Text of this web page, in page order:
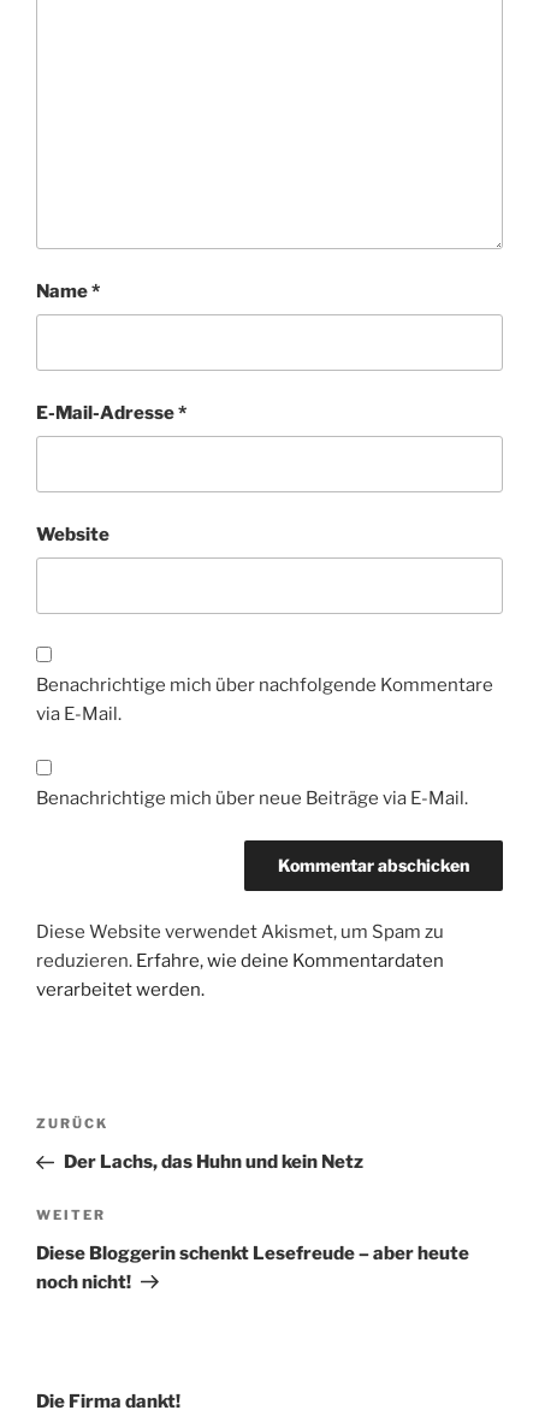
Name*
E-Mail-Adresse*
Website
Benachrichtige mich über nachfolgende Kommentare
via E-Mail.
Benachrichtige mich über neue Beiträge via E-Mail.
Diese Website verwendet Akismet, um Spam zu
reduzieren. Erfahre, wie deine Kommentardaten
verarbeitet werden.
Beitragsnavigation
Vorheriger
Beitrag
ZURÜCK
Der Lachs, das Huhn und kein Netz
Nächster
Beitrag
WEITER
Diese Bloggerin schenkt Lesefreude – aber heute
noch nicht!
Die Firma dankt!